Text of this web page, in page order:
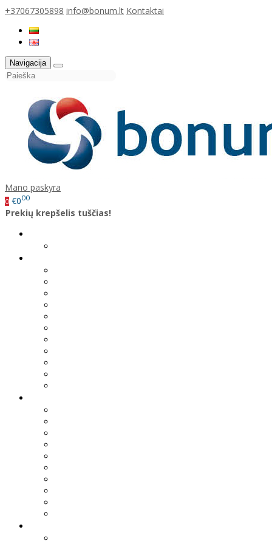
+37067305898 info@bonum.lt Kontaktai
Navigacija
Mano paskyra
0 €000
Prekių krepšelis tuščias!